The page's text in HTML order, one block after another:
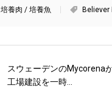
培養肉 / 培養魚 Believer
スウェーデンのMycorena
工場建設を一時...